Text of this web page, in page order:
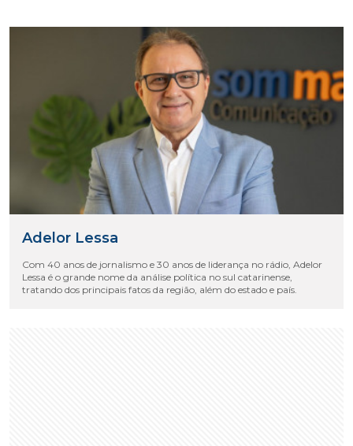
Adelor Lessa
Com 40 anos de jornalismo e 30 anos de liderança no rádio, Adelor
Lessa é o grande nome da análise política no sul catarinense,
tratando dos principais fatos da região, além do estado e país.